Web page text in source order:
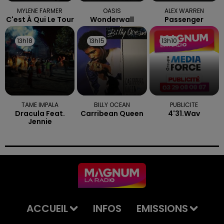
MYLENE FARMER
C'est À Qui Le Tour
OASIS
Wonderwall
ALEX WARREN
Passenger
13h18
13h18
TAME IMPALA
Dracula Feat.
Jennie
13h15
13h15
BILLY OCEAN
Carribean Queen
13h10
13h10
PUBLICITE
4'31.wav
ACCUEIL INFOS EMISSIONS